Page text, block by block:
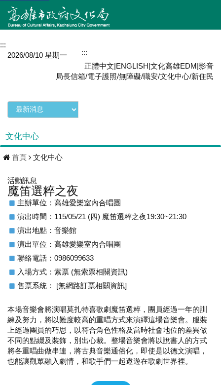
:::
:::
2026/08/10 星期一
正體中文|ENGLISH|文化高雄EDM|影音
局長信箱/電子護照/無障礙/職安/文化中心/新住民
文化中心
首頁 文化中心
活動訊息
魔笛選粹之夜
主辦單位：高雄愛樂室內合唱團
演出時間：115/05/21 (四) 魔笛選粹之夜19:30~21:30
演出地點：音樂館
演出單位：高雄愛樂室內合唱團
聯絡電話：0986099633
入場方式：索票 (無索票相關資訊)
售票系統： [無網路訂票相關資訊]
本場音樂會將演唱莫扎特喜歌劇魔笛選粹，團員經過一年的訓
練及努力，將以難度較高的重唱方式來演繹這場音樂會。服裝
上經過團員的巧思，以符合角色性格及當時社會地位的差異做
不同的點綴及裝飾，別出心裁。整場音樂會將以說書人的方式
將各重唱曲做串連，將古典音樂通俗化，即使是以德文演唱，
也能讓觀眾融入劇情，和歌手們一起遨遊在歌劇世界裡。